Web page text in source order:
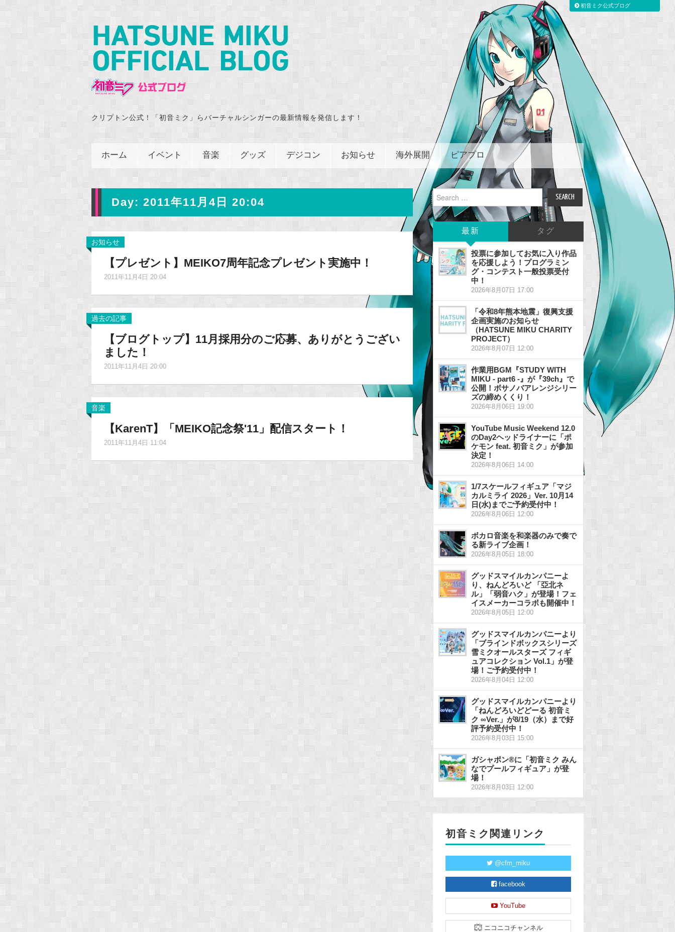
クリプトン公式！「初音ミク」らバーチャルシンガーの最新情報を発信します！
ホーム イベント 音楽 グッズ デジコン お知らせ 海外展開 ピアプロ
Day: 2011年11月4日 20:04
お知らせ
【プレゼント】MEIKO7周年記念プレゼント実施中！
2011年11月4日 20:04
過去の記事
【ブログトップ】11月採用分のご応募、ありがとうござい
ました！
2011年11月4日 20:00
音楽
【KarenT】「MEIKO記念祭'11」配信スタート！
2011年11月4日 11:04
Search
for:
最新 タグ
投票に参加してお気に入り作品
を応援しよう！プログラミン
グ・コンテスト一般投票受付
中！
2026年8月07日 17:00
「令和8年熊本地震」復興支援
企画実施のお知らせ
（HATSUNE MIKU CHARITY
PROJECT）
2026年8月07日 12:00
作業用BGM『STUDY WITH
MIKU - part6 -』が『39ch』で
公開！ボサノバアレンジシリー
ズの締めくくり！
2026年8月06日 19:00
YouTube Music Weekend 12.0
のDay2ヘッドライナーに「ポ
ケモン feat. 初音ミク」が参加
決定！
2026年8月06日 14:00
1/7スケールフィギュア「マジ
カルミライ 2026」Ver. 10月14
日(水)までご予約受付中！
2026年8月06日 12:00
ボカロ音楽を和楽器のみで奏で
る新ライブ企画！
2026年8月05日 18:00
グッドスマイルカンパニーよ
り、ねんどろいど 「亞北ネ
ル」「弱音ハク」が登場！フェ
イスメーカーコラボも開催中！
2026年8月05日 12:00
グッドスマイルカンパニーより
「ブラインドボックスシリーズ
雪ミクオールスターズ フィギ
ュアコレクション Vol.1」が登
場！ご予約受付中！
2026年8月04日 12:00
グッドスマイルカンパニーより
「ねんどろいどどーる 初音ミ
ク ∞Ver.」が8/19（水）まで好
評予約受付中！
2026年8月03日 15:00
ガシャポン®に「初音ミク みん
なでプールフィギュア」が登
場！
2026年8月03日 12:00
初音ミク関連リンク
@cfm_miku
facebook
YouTube
ニコニコチャンネル
初音ミク公式ブログ